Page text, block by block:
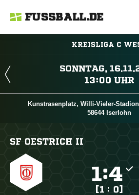
FUSSBALL.DE
KREISLIGA C

 
Kunstrasenplatz, Willi-Vieler-
58644 Iserlohn
SF OESTRICH II
:
[1 : 0]